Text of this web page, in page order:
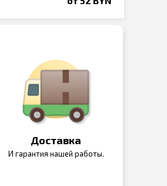
Доставка
И гарантия нашей работы.